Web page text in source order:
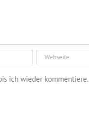
ich wieder kommentiere.